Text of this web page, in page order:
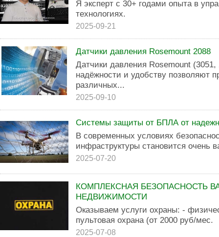
Я эксперт с 30+ годами опыта в
технологиях.
2025-09-21
Датчики давления Rosemount 2088
Датчики давления Rosemount
надёжности и удобству позволяют
различных...
2025-09-10
Системы защиты от БПЛА от
В современных условиях
инфраструктуры становится очень
2025-07-20
КОМПЛЕКСНАЯ БЕЗОПАСНОСТЬ
НЕДВИЖИМОСТИ
Оказываем услуги охраны: -
пультовая охрана (от 2000 руб/мес.
2025-07-08